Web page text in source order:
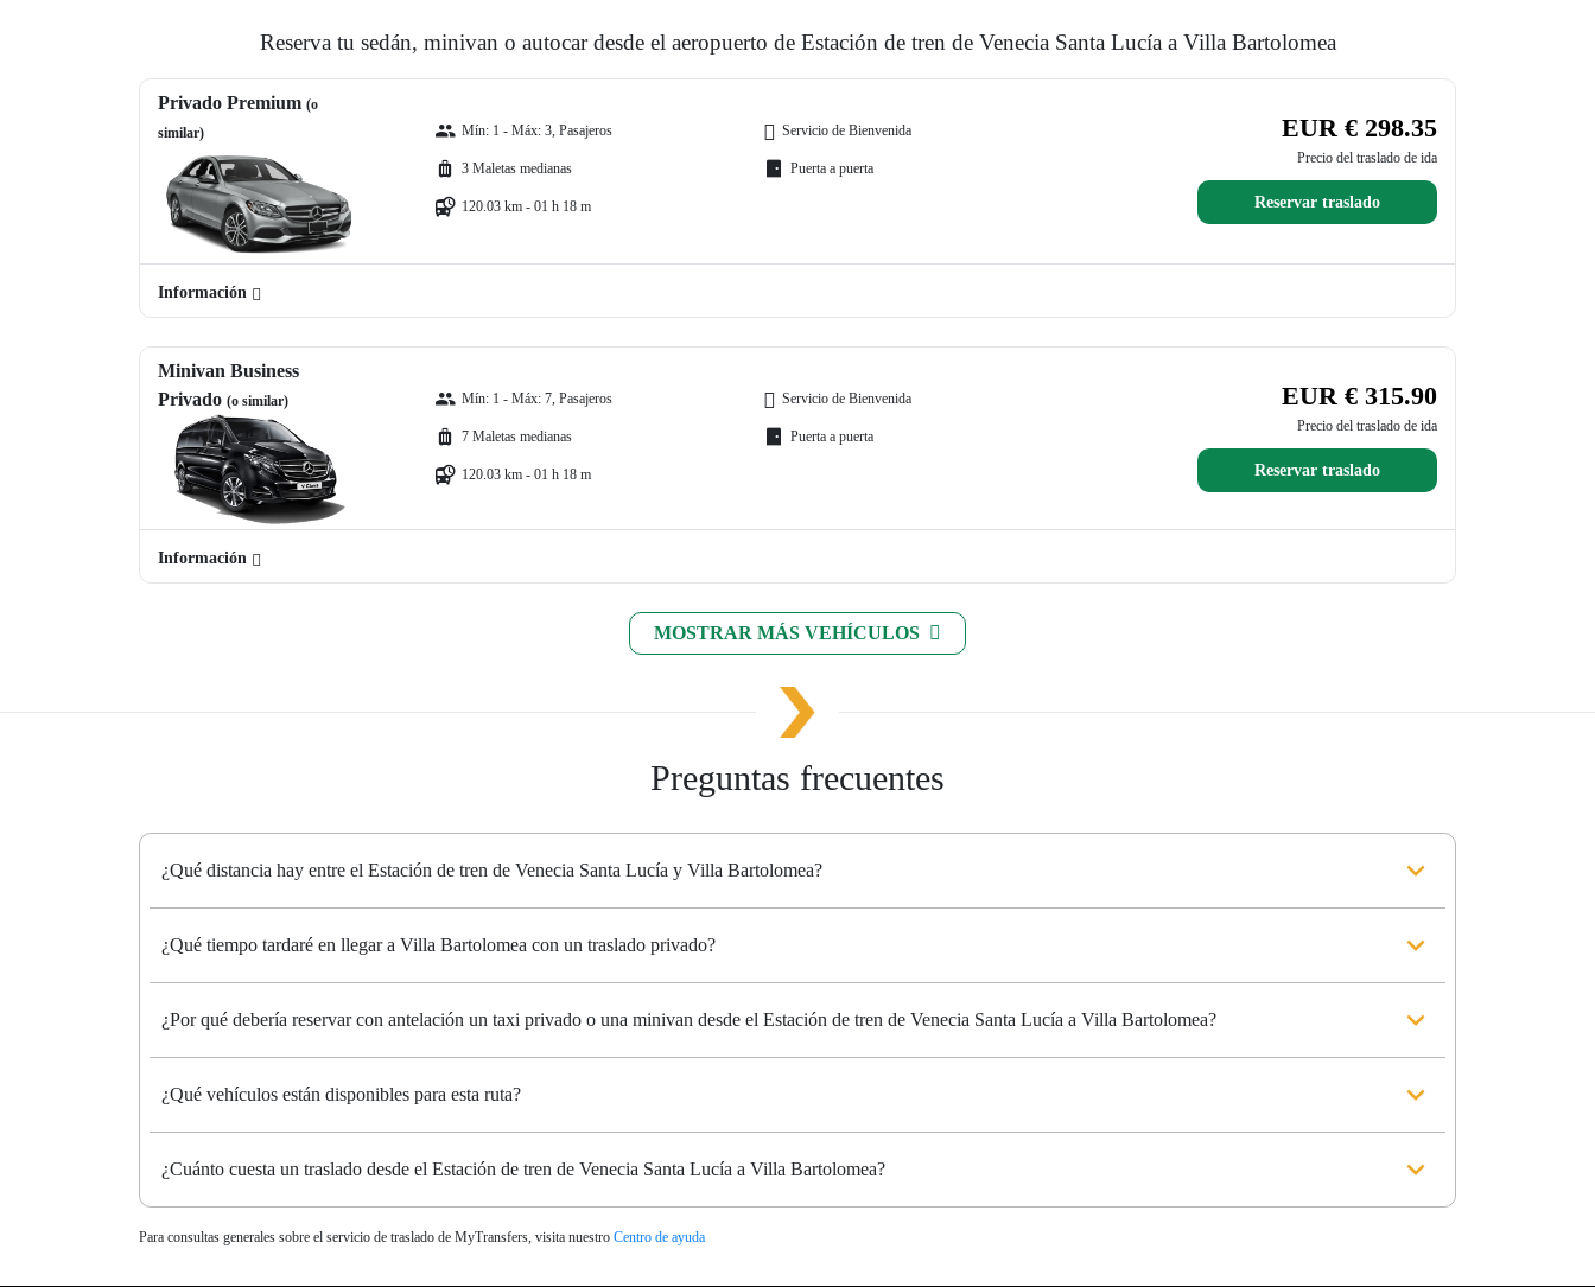
Reserva tu sedán, minivan o autocar desde el aeropuerto de Estación de tren de Venecia Santa Lucía a Villa Bartolomea
Privado Premium (o
similar)
Mín: 1 - Máx: 3, Pasajeros
3 Maletas medianas
120.03 km - 01 h 18 m
Servicio de Bienvenida
Puerta a puerta
EUR € 298.35
Precio del traslado de ida
Reservar traslado
Información
Minivan Business
Privado (o similar) Mín: 1 - Máx: 7, Pasajeros
7 Maletas medianas
120.03 km - 01 h 18 m
Servicio de Bienvenida
Puerta a puerta
EUR € 315.90
Precio del traslado de ida
Reservar traslado
Información
MOSTRAR MÁS VEHÍCULOS
Preguntas frecuentes
¿Qué distancia hay entre el Estación de tren de Venecia Santa Lucía y Villa Bartolomea?
¿Qué tiempo tardaré en llegar a Villa Bartolomea con un traslado privado?
¿Por qué debería reservar con antelación un taxi privado o una minivan desde el Estación de tren de Venecia Santa Lucía a Villa Bartolomea?
¿Qué vehículos están disponibles para esta ruta?
¿Cuánto cuesta un traslado desde el Estación de tren de Venecia Santa Lucía a Villa Bartolomea?
Para consultas generales sobre el servicio de traslado de MyTransfers, visita nuestro Centro de ayuda